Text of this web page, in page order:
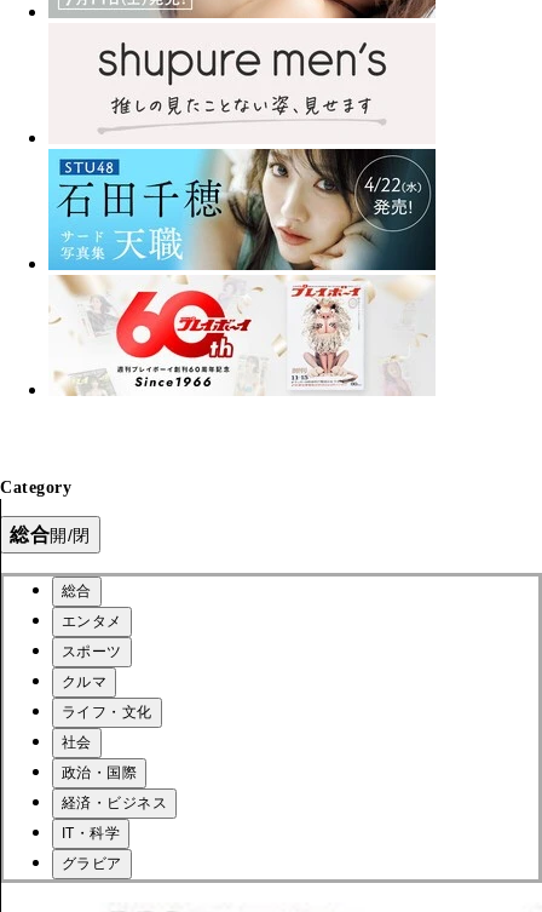
Category
総合開/閉
総合
エンタメ
スポーツ
クルマ
ライフ・文化
社会
政治・国際
経済・ビジネス
IT・科学
グラビア